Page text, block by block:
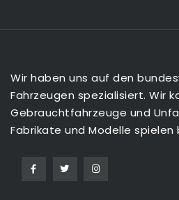
Wir haben uns auf den
Fahrzeugen spezialisiert. Wir
Gebrauchtfahrzeuge und
Fabrikate und Modelle spielen